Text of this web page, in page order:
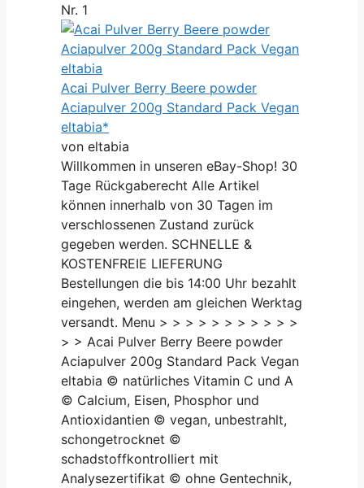
Nr. 1
Acai Pulver Berry Beere powder
Aciapulver 200g Standard Pack Vegan
eltabia*
von eltabia
Willkommen in unseren eBay-Shop! 30
Tage Rückgaberecht Alle Artikel
können innerhalb von 30 Tagen im
verschlossenen Zustand zurück
gegeben werden. SCHNELLE &
KOSTENFREIE LIEFERUNG
Bestellungen die bis 14:00 Uhr bezahlt
eingehen, werden am gleichen Werktag
versandt. Menu > > > > > > > > > > >
> > Acai Pulver Berry Beere powder
Aciapulver 200g Standard Pack Vegan
eltabia © natürliches Vitamin C und A
© Calcium, Eisen, Phosphor und
Antioxidantien © vegan, unbestrahlt,
schongetrocknet ©
schadstoffkontrolliert mit
Analysezertifikat © ohne Gentechnik,